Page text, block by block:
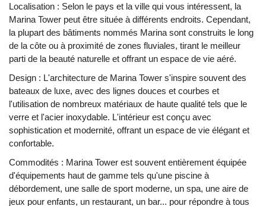
Localisation : Selon le pays et la ville qui vous intéressent, la
Marina Tower peut être située à différents endroits. Cependant,
la plupart des bâtiments nommés Marina sont construits le long
de la côte ou à proximité de zones fluviales, tirant le meilleur
parti de la beauté naturelle et offrant un espace de vie aéré.
Design : L'architecture de Marina Tower s'inspire souvent des
bateaux de luxe, avec des lignes douces et courbes et
l'utilisation de nombreux matériaux de haute qualité tels que le
verre et l'acier inoxydable. L'intérieur est conçu avec
sophistication et modernité, offrant un espace de vie élégant et
confortable.
Commodités : Marina Tower est souvent entièrement équipée
d'équipements haut de gamme tels qu'une piscine à
débordement, une salle de sport moderne, un spa, une aire de
jeux pour enfants, un restaurant, un bar... pour répondre à tous